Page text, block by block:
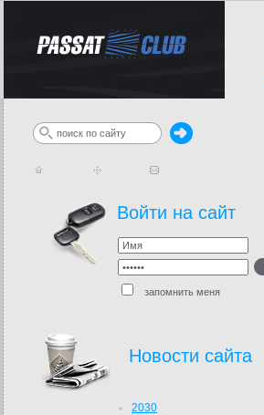
Войти на сайт
запомнить меня
Новости сайта
2030